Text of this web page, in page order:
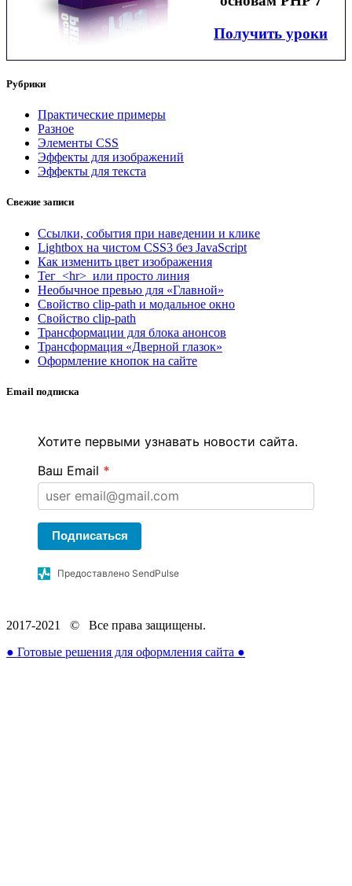
Получить уроки
Рубрики
Практические примеры
Разное
Элементы CSS
Эффекты для изображений
Эффекты для текста
Свежие записи
Ссылки, события при наведении и клике
Lightbox на чистом CSS3 без JavaScript
Как изменить цвет изображения
Тег <hr> или просто линия
Необычное превью для «Главной»
Свойство clip-path и модальное окно
Свойство clip-path
Трансформации для блока анонсов
Трансформация «Дверной глазок»
Оформление кнопок на сайте
Email подписка
Хотите первыми узнавать новости сайта.
Ваш Email *
Подписаться
Предоставлено SendPulse
2017-2021
© Все права защищены.
● Готовые решения для оформления сайта ●